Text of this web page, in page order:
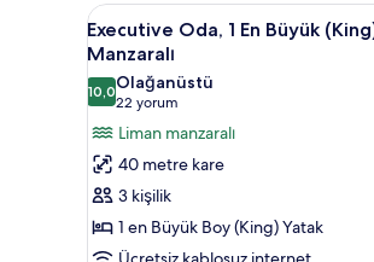
Executive
Oda,
1
En
Büyük
(King)
Boy
Yatak,
Liman
3
Executive Oda, 1 En Büyük
Manzaralı
10,010,0 / 10
Olağanüstü
22 yorum
(22
yorum)
Liman manzaralı
40 metre kare
3 kişilik
1 en Büyük Boy (King) Yatak